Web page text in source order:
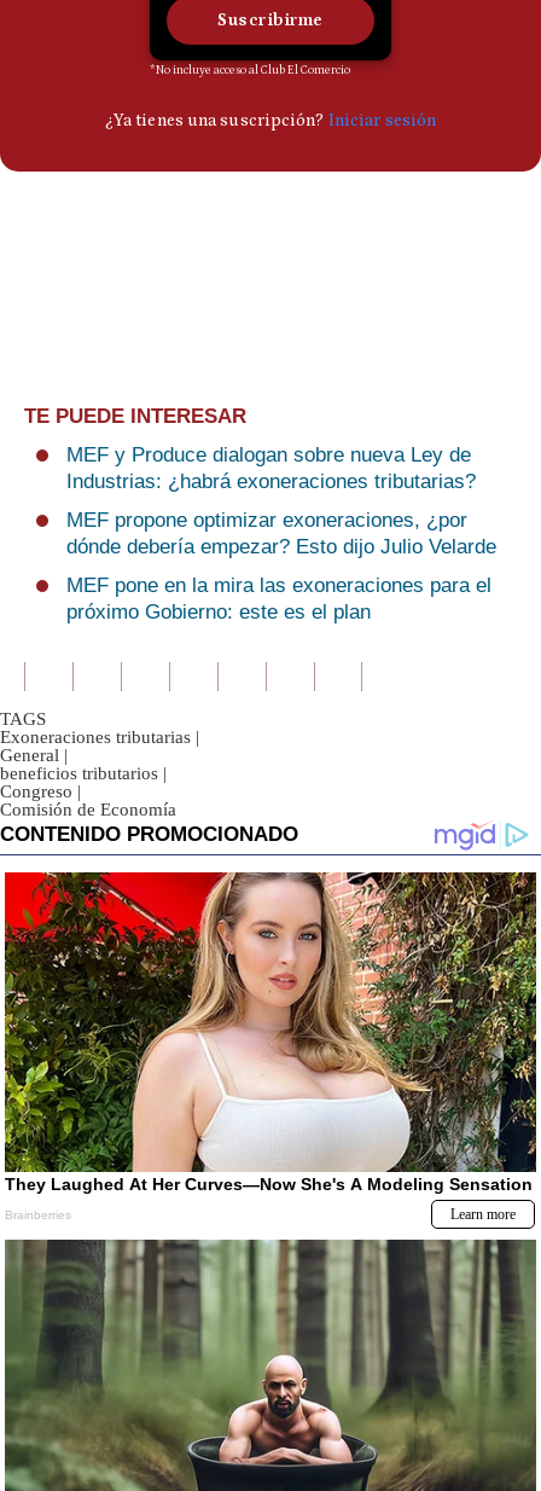
TE PUEDE INTERESAR
MEF y Produce dialogan sobre nueva Ley de
Industrias: ¿habrá exoneraciones tributarias?
MEF propone optimizar exoneraciones, ¿por
dónde debería empezar? Esto dijo Julio Velarde
MEF pone en la mira las exoneraciones para el
próximo Gobierno: este es el plan
TAGS
Exoneraciones tributarias |
General |
beneficios tributarios |
Congreso |
Comisión de Economía